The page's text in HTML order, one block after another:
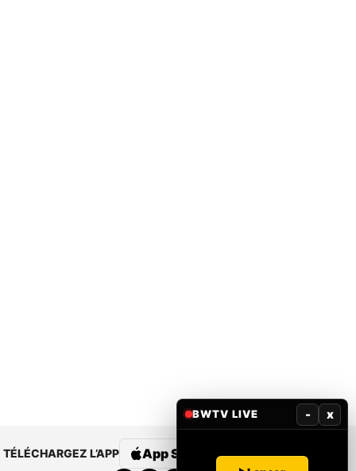
TÉLÉCHARGEZ L’APP App Store Google Play
BWTV LIVE - x